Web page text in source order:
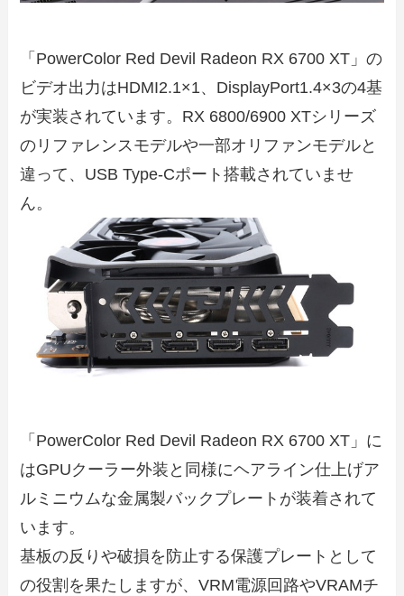
「PowerColor Red Devil Radeon RX 6700 XT」の
ビデオ出力はHDMI2.1×1、DisplayPort1.4×3の4基
が実装されています。RX 6800/6900 XTシリーズ
のリファレンスモデルや一部オリファンモデルと
違って、USB Type-Cポート搭載されていませ
ん。
「PowerColor Red Devil Radeon RX 6700 XT」に
はGPUクーラー外装と同様にヘアライン仕上げア
ルミニウムな金属製バックプレートが装着されて
います。
基板の反りや破損を防止する保護プレートとして
の役割を果たしますが、VRM電源回路やVRAMチ